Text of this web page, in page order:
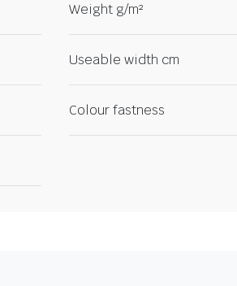
Weight g/m²
Useable width cm
Colour fastness